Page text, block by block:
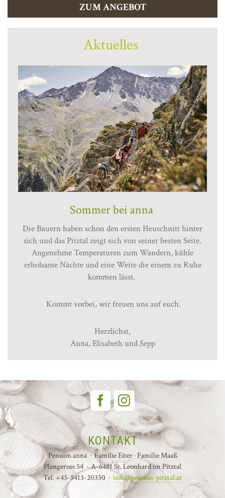
ZUM ANGEBOT
Aktuelles
Sommer bei anna
Die Bauern haben schon den ersten Heuschnitt hinter
sich und das Pitztal zeigt sich von seiner besten Seite.
Angenehme Temperaturen zum Wandern, kühle
erholsame Nächte und eine Weite die einem zu Ruhe
kommen lässt.
Kommt vorbei, wir freuen uns auf euch.
Herzlichst,
Anna, Elisabeth und Sepp
KONTAKT
Pension anna · Familie Eiter · Familie Maaß
Plangeross 54 · A-6481 St. Leonhard im Pitztal
Tel. +43-5413-20350 · info@pension-pitztal.at